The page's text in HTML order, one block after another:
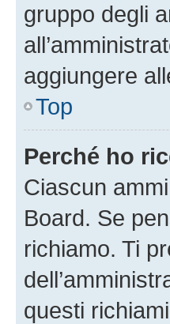
gruppo degli
aggiungere
Top
Perché ho
Ciascun
Board. Se
richiamo. Ti
questi